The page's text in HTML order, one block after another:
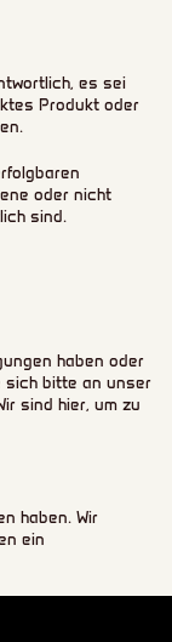
es sei
Produkt oder
oder nicht
sind.
haben oder
sich bitte an unser
sind hier, um zu
haben. Wir
ein